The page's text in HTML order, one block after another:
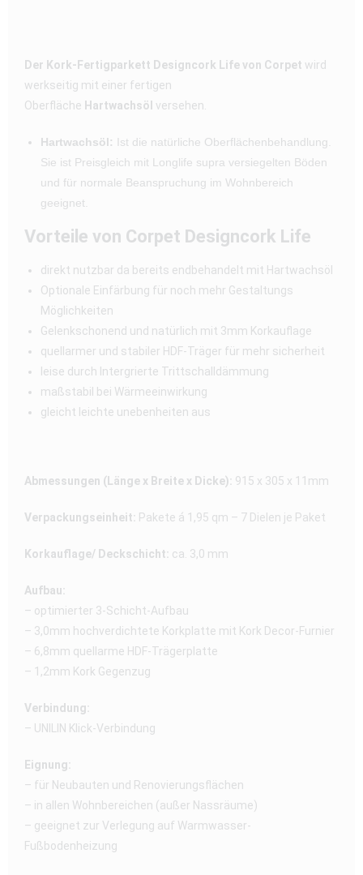
Der Kork-Fertigparkett Designcork Life von Corpet wird
werkseitig mit einer fertigen
Oberfläche Hartwachsöl versehen.
Hartwachsöl:
Ist die natürliche Oberflächenbehandlung.
Sie ist Preisgleich mit Longlife supra versiegelten Böden
und für normale Beanspruchung im Wohnbereich
geeignet.
Vorteile von Corpet Designcork Life
direkt nutzbar da bereits endbehandelt mit Hartwachsöl
Optionale Einfärbung für noch mehr Gestaltungs
Möglichkeiten
Gelenkschonend und natürlich mit 3mm Korkauflage
quellarmer und stabiler HDF-Träger für mehr sicherheit
leise durch Intergrierte Trittschalldämmung
maßstabil bei Wärmeeinwirkung
gleicht leichte unebenheiten aus
Abmessungen (Länge x Breite x Dicke): 915 x 305 x 11mm
Verpackungseinheit: Pakete á 1,95 qm – 7 Dielen je Paket
Korkauflage/ Deckschicht: ca. 3,0 mm
Aufbau:
– optimierter 3-Schicht-Aufbau
– 3,0mm hochverdichtete Korkplatte mit Kork Decor-Furnier
– 6,8mm quellarme HDF-Trägerplatte
– 1,2mm Kork Gegenzug
Verbindung:
– UNILIN Klick-Verbindung
Eignung:
– für Neubauten und Renovierungsflächen
– in allen Wohnbereichen (außer Nassräume)
– geeignet zur Verlegung auf Warmwasser-
Fußbodenheizung